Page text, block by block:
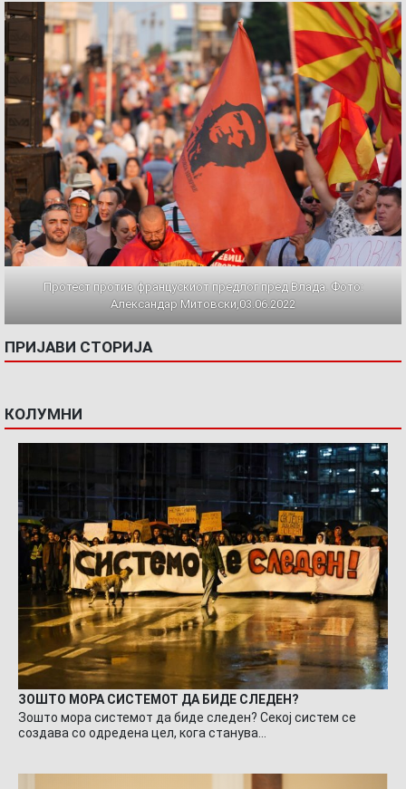
Протест против францускиот предлог пред Влада. Фото:
Александар Митовски,03.06.2022
ПРИЈАВИ СТОРИЈА
КОЛУМНИ
ЗОШТО МОРА СИСТЕМОТ ДА БИДЕ СЛЕДЕН?
Зошто мора системот да биде следен? Секој систем се
создава со одредена цел, кога станува…